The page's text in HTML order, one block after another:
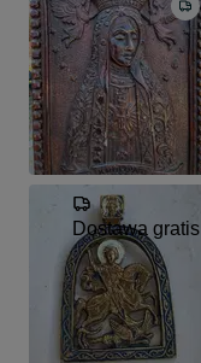
Dostawa gratis